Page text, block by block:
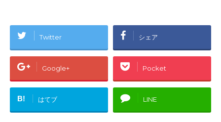
Twitter シェア
Google+ Pocket
B! はてブ LINE